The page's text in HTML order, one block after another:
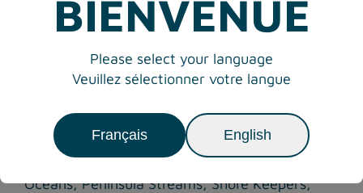
BIENVENUE
Please select your language
Veuillez sélectionner votre langue
Français English
nous nous engageons à être des gestionnaires
exemplaires des bassins hydrographiques
Geoff Dickson, président-directeur général.
bénéficié de la participation et du soutien d’un
certain nombre de parties prenantes,
Océans, Peninsula Streams, Shore Keepers,